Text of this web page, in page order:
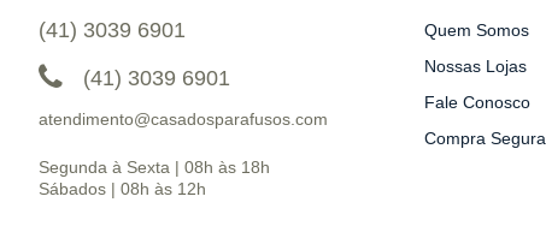
(41) 3039 6901
(41) 3039 6901
atendimento@casadosparafusos.com
Segunda à Sexta | 08h às 18h
Sábados | 08h às 12h
Quem Somos
Nossas Lojas
Fale Conosco
Compra Segura